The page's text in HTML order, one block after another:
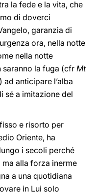
la fede e la vita, che
di doverci
garanzia di
ora, nella notte
nella notte
saranno la fuga (cfrMt
ad anticipare l’alba
sé a imitazione del
e risorto per
Oriente, ha
i secoli perché
alla forza inerme
a una quotidiana
in Lui solo